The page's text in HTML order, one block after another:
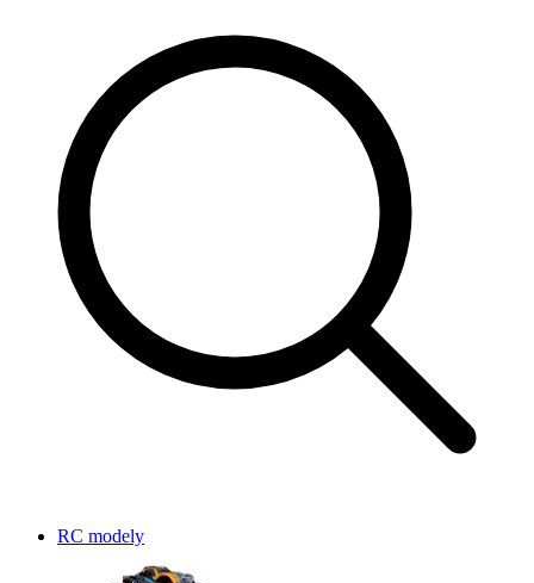
RC modely